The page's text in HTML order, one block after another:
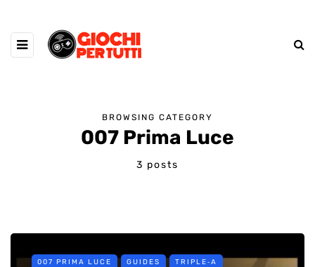
BROWSING CATEGORY
007 Prima Luce
3 posts
007 PRIMA LUCE GUIDES TRIPLE‑A